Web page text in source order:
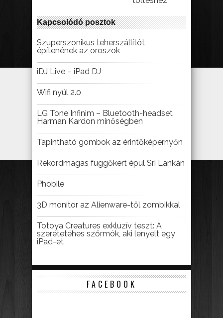
Kapcsolódó posztok
Szuperszonikus teherszállítót
építenének az oroszok
iDJ Live – iPad DJ
Wifi nyúl 2.0
LG Tone Infinim – Bluetooth-headset
Harman Kardon minőségben
Tapintható gombok az érintőképernyőn
Rekordmagas függőkert épül Sri Lankán
Phobile
3D monitor az Alienware-től zombikkal
Totoya Creatures exkluzív teszt: A
szeretetéhes szőrmók, aki lenyelt egy
iPad-et
FACEBOOK